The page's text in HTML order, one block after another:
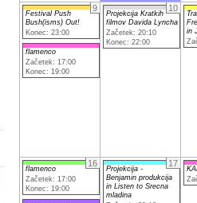
9
Festival Push
Bush(isms) Out!
Konec: 23:00
flamenco
Začetek: 17:00
Konec: 19:00
10
Projekcija Kratkih
filmov Davida Lyncha
Začetek: 20:10
Konec: 22:00
in
16
flamenco
Začetek: 17:00
Konec: 19:00
17
Projekcija -
Benjamin produkcija
in Listen to Srecna
mladina